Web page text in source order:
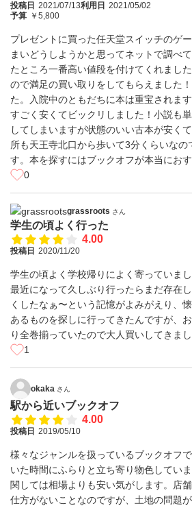
投稿日 2021/07/13利用日 2021/05/02
予算 ￥5,800
プレゼントに買った任天堂スイッチのゲ
まいどうしようかと思ってネットで調べ
たところ一番高い値段を付けてくれまし
ので満足の買い取りをしてもらえました
た。入院中のともだちに本は重宝されま
すごく安くてビックリしました！小説も
してしまいますが状態のいい古本が安く
所も天王寺北口から歩いて3分くらいなの
す。本を探すにはブックオフが本当におす
0
grassroots さん
学生の頃よく行った
4.00
投稿日 2020/11/20
学生の頃よく学校帰りによく寄っていまし
最近になって久しぶり行ったらまだ存在
くしたなぁ〜という記憶がよみがえり、
あるものを探しに行ってきたんですが、
り全巻揃っていたので大人買いしてきまし
1
okaka さん
駅から近いブックオフ
4.00
投稿日 2019/05/10
様々なジャンルを扱っているブックオフ
いた時間にふらりと立ち寄り物色してい
関しては相場よりも安い気がします。店
仕方がないことなのですが、土地の問題